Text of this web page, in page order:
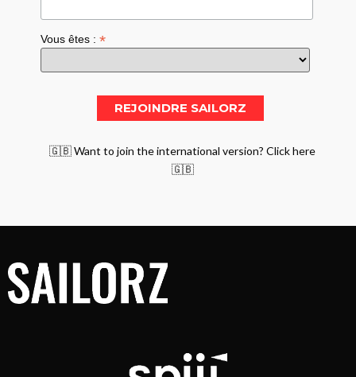
Vous êtes :*
🇬🇧 Want to join the international version? Click here
🇬🇧